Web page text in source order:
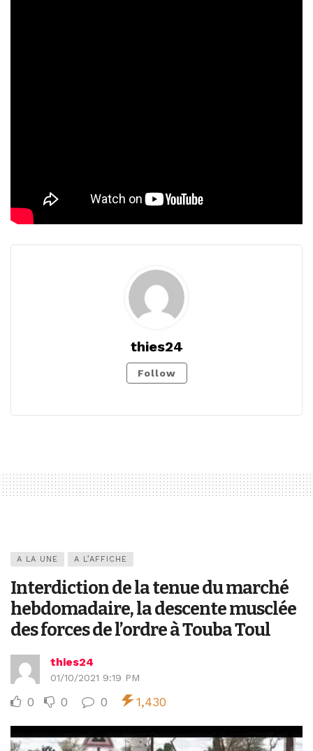
thies24
Follow
A LA UNE A L’AFFICHE
Interdiction de la tenue du marché
hebdomadaire, la descente musclée
des forces de l’ordre à Touba Toul
thies24
01/10/2021 9:19 PM
0 0 0 1,430